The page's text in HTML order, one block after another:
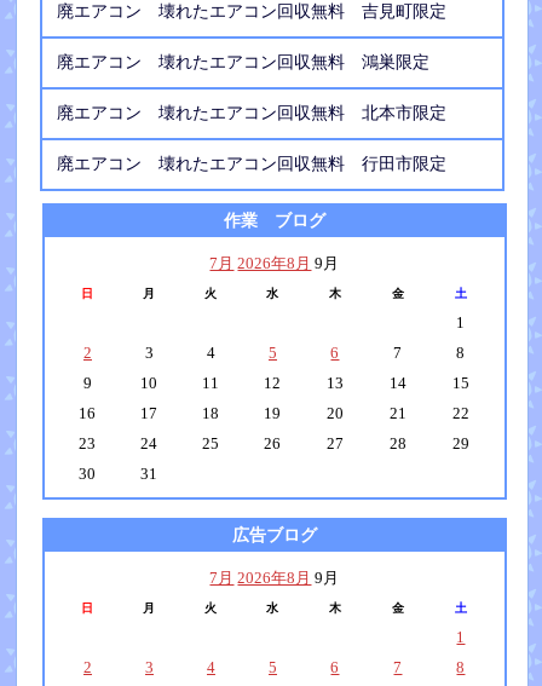
廃エアコン 壊れたエアコン回収無料 吉見町限定
廃エアコン 壊れたエアコン回収無料 鴻巣限定
廃エアコン 壊れたエアコン回収無料 北本市限定
廃エアコン 壊れたエアコン回収無料 行田市限定
作業 ブログ
7月 2026年8月 9月
日 月 火 水 木 金 土
1
2
3 4 5 6 7
8
9
10 11 12 13 14
15
16
17 18 19 20 21
22
23
24 25 26 27 28
29
30
31
広告ブログ
7月 2026年8月 9月
日 月 火 水 木 金 土
1
2
3 4 5 6 7
8